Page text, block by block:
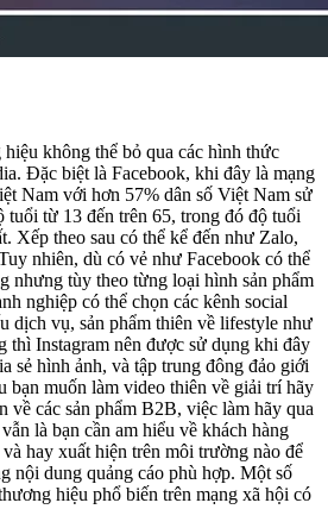
không thể bỏ qua các hình thức
Đặc biệt là Facebook, khi đây là mạng
Nam với hơn 57% dân số Việt Nam sử
tuổi từ 13 đến trên 65, trong đó độ tuổi
Xếp theo sau có thể kể đến như Zalo,
nhiên, dù có vẻ như Facebook có thể
nhưng tùy theo từng loại hình sản phẩm
nghiệp có thể chọn các kênh social
dịch vụ, sản phẩm thiên về lifestyle như
thì Instagram nên được sử dụng khi đây
sẻ hình ảnh, và tập trung đông đảo giới
bạn muốn làm video thiên về giải trí hãy
các sản phẩm B2B, việc làm hãy qua
là bạn cần am hiểu về khách hàng
hay xuất hiện trên môi trường nào để
nội dung quảng cáo phù hợp. Một số
hiệu phổ biến trên mạng xã hội có